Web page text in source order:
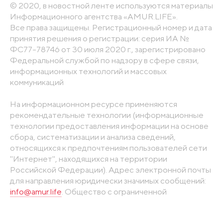
© 2020, в новостной ленте используются материалы
Информационного агентства «AMUR.LIFE».
Все права защищены. Регистрационный номер и дата
принятия решения о регистрации: серия ИА №
ФС77-78746 от 30 июля 2020 г., зарегистрировано
Федеральной службой по надзору в сфере связи,
информационных технологий и массовых
коммуникаций
На информационном ресурсе применяются
рекомендательные технологии (информационные
технологии предоставления информации на основе
сбора, систематизации и анализа сведений,
относящихся к предпочтениям пользователей сети
"Интернет", находящихся на территории
Российской Федерации). Адрес электронной почты
для направления юридически значимых сообщений:
info@amur.life. Общество с ограниченной